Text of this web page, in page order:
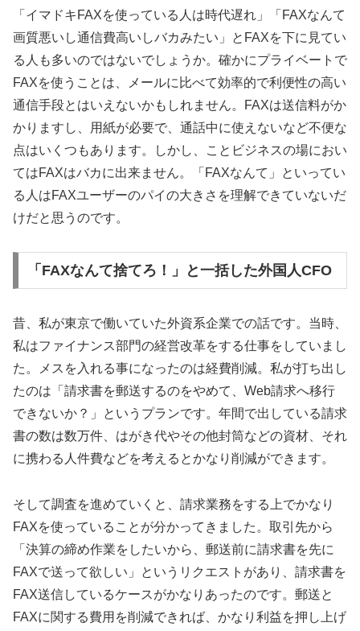
「イマドキFAXを使っている人は時代遅れ」「FAXなんて
画質悪いし通信費高いしバカみたい」とFAXを下に見てい
る人も多いのではないでしょうか。確かにプライベートで
FAXを使うことは、メールに比べて効率的で利便性の高い
通信手段とはいえないかもしれません。FAXは送信料がか
かりますし、用紙が必要で、通話中に使えないなど不便な
点はいくつもあります。しかし、ことビジネスの場におい
てはFAXはバカに出来ません。「FAXなんて」といってい
る人はFAXユーザーのパイの大きさを理解できていないだ
けだと思うのです。
「FAXなんて捨てろ！」と一括した外国人CFO
昔、私が東京で働いていた外資系企業での話です。当時、
私はファイナンス部門の経営改革をする仕事をしていまし
た。メスを入れる事になったのは経費削減。私が打ち出し
たのは「請求書を郵送するのをやめて、Web請求へ移行
できないか？」というプランです。年間で出している請求
書の数は数万件、はがき代やその他封筒などの資材、それ
に携わる人件費などを考えるとかなり削減ができます。
そして調査を進めていくと、請求業務をする上でかなり
FAXを使っていることが分かってきました。取引先から
「決算の締め作業をしたいから、郵送前に請求書を先に
FAXで送って欲しい」というリクエストがあり、請求書を
FAX送信しているケースがかなりあったのです。郵送と
FAXに関する費用を削減できれば、かなり利益を押し上げ